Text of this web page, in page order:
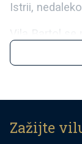
Istrii,
Vila Bartol se
soukromém
vše potřebné
32 m² s
poskytnou
Zažijte